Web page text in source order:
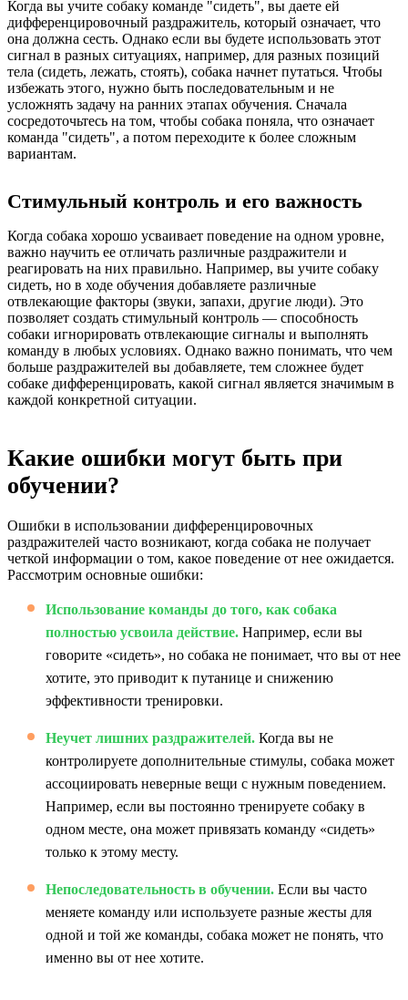
Когда вы учите собаку команде "сидеть", вы даете ей
дифференцировочный раздражитель, который означает, что
она должна сесть. Однако если вы будете использовать этот
сигнал в разных ситуациях, например, для разных позиций
тела (сидеть, лежать, стоять), собака начнет путаться. Чтобы
избежать этого, нужно быть последовательным и не
усложнять задачу на ранних этапах обучения. Сначала
сосредоточьтесь на том, чтобы собака поняла, что означает
команда "сидеть", а потом переходите к более сложным
вариантам.
Стимульный контроль и его важность
Когда собака хорошо усваивает поведение на одном уровне,
важно научить ее отличать различные раздражители и
реагировать на них правильно. Например, вы учите собаку
сидеть, но в ходе обучения добавляете различные
отвлекающие факторы (звуки, запахи, другие люди). Это
позволяет создать стимульный контроль — способность
собаки игнорировать отвлекающие сигналы и выполнять
команду в любых условиях. Однако важно понимать, что чем
больше раздражителей вы добавляете, тем сложнее будет
собаке дифференцировать, какой сигнал является значимым в
каждой конкретной ситуации.
Какие ошибки могут быть при
обучении?
Ошибки в использовании дифференцировочных
раздражителей часто возникают, когда собака не получает
четкой информации о том, какое поведение от нее ожидается.
Рассмотрим основные ошибки:
Использование команды до того, как собака
полностью усвоила действие. Например, если вы
говорите «сидеть», но собака не понимает, что вы от нее
хотите, это приводит к путанице и снижению
эффективности тренировки.
Неучет лишних раздражителей. Когда вы не
контролируете дополнительные стимулы, собака может
ассоциировать неверные вещи с нужным поведением.
Например, если вы постоянно тренируете собаку в
одном месте, она может привязать команду «сидеть»
только к этому месту.
Непоследовательность в обучении. Если вы часто
меняете команду или используете разные жесты для
одной и той же команды, собака может не понять, что
именно вы от нее хотите.